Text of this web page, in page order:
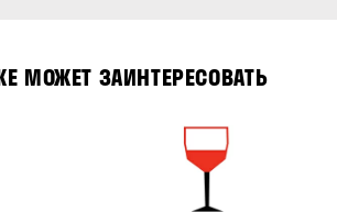
МОЖЕТ ЗАИНТЕРЕСОВАТЬ